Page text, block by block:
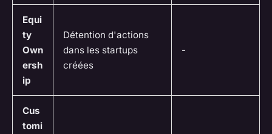
Equi
ty
Own
ersh
ip
Détention d'actions
dans les startups
créées
-
Cus
tomi